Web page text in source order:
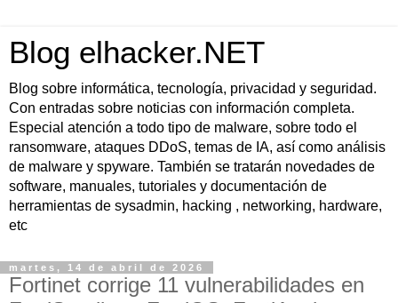
Blog elhacker.NET
Blog sobre informática, tecnología, privacidad y seguridad.
Con entradas sobre noticias con información completa.
Especial atención a todo tipo de malware, sobre todo el
ransomware, ataques DDoS, temas de IA, así como análisis
de malware y spyware. También se tratarán novedades de
software, manuales, tutoriales y documentación de
herramientas de sysadmin, hacking , networking, hardware,
etc
martes, 14 de abril de 2026
Fortinet corrige 11 vulnerabilidades en